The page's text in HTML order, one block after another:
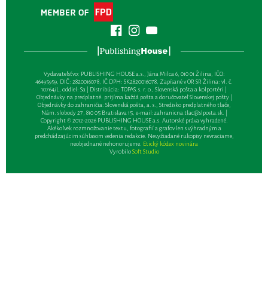
Vydavateľsťvo: PUBLISHING HOUSE a.s., Jána Milca 6, 010 01 Žilina, IČO:
46495959, DIČ: 2820016078, IČ DPH: SK2820016078, Zapísané v OR SR Žilina: vl. č.
10764/L, oddiel: Sa | Distribúcia: TOPAS, s. r. o., Slovenská pošta a kolportéri |
Objednávky na predplatné: prijíma každá pošta a doručovateľ Slovenskej pošty |
Objednávky do zahraničia: Slovenská pošta, a. s., Stredisko predplatného tlače,
Nám. slobody 27, 810 05 Bratislava 15, e-mail:zahranicna.tlac@slposta.sk. |
Copyright © 2012-2026 PUBLISHING HOUSE a.s. Autorské práva vyhradené.
Akékoľvek rozmnožovanie textu, fotografií a grafov len s výhradným a
predchádzajúcim súhlasom vedenia redakcie. Nevyžiadané rukopisy nevraciame,
neobjednané nehonorujeme. Etický kódex novinára
VyrobiloSoft Studio